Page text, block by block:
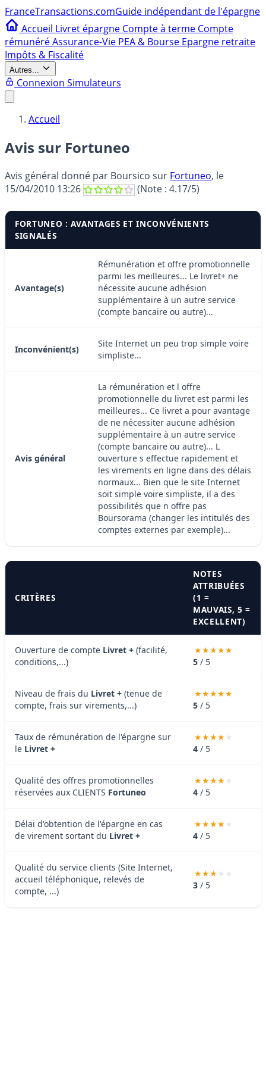
FranceTransactions.comGuide indépendant de l'épargne
Accueil Livret épargne Compte à terme Compte
rémunéréAssurance-Vie PEA & Bourse Epargne retraite
Impôts & Fiscalité
Autres...
Connexion Simulateurs
Accueil
Avis sur Fortuneo
Avis général donné par Boursico sur Fortuneo, le
15/04/2010 13:26
(Note : 4.17/5)
FORTUNEO : AVANTAGES ET INCONVÉNIENTS
SIGNALÉS
Avantage(s)
Rémunération et offre promotionnelle
parmi les meilleures... Le livret+ ne
nécessite aucune adhésion
supplémentaire à un autre service
(compte bancaire ou autre)...
Inconvénient(s)
Site Internet un peu trop simple voire
simpliste...
Avis général
La rémunération et l offre
promotionnelle du livret est parmi les
meilleures... Ce livret a pour avantage
de ne nécessiter aucune adhésion
supplémentaire à un autre service
(compte bancaire ou autre)... L
ouverture s effectue rapidement et
les virements en ligne dans des délais
normaux... Bien que le site Internet
soit simple voire simpliste, il a des
possibilités que n offre pas
Boursorama (changer les intitulés des
comptes externes par exemple)...
CRITÈRES
NOTES
ATTRIBUÉES
(1 =
MAUVAIS, 5 =
EXCELLENT)
Ouverture de compte Livret + (facilité,
conditions,...)
5 / 5
Niveau de frais du Livret + (tenue de
compte, frais sur virements,...)
5 / 5
Taux de rémunération de l'épargne sur
le Livret + 4 / 5
Qualité des offres promotionnelles
réservées aux CLIENTS Fortuneo 4 / 5
Délai d'obtention de l'épargne en cas
de virement sortant du Livret + 4 / 5
Qualité du service clients (Site Internet,
accueil téléphonique, relevés de
compte, ...)
3 / 5